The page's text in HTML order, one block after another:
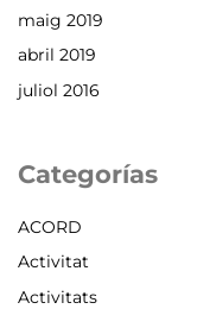
maig 2019
abril 2019
juliol 2016
Categorías
ACORD
Activitat
Activitats